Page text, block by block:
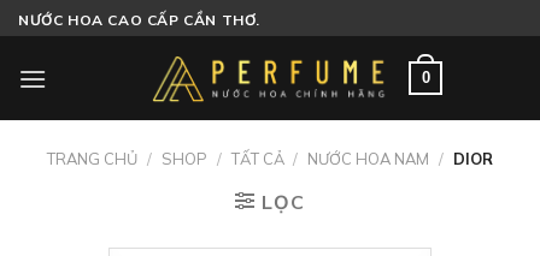
Skip
to
content
NƯỚC HOA CAO CẤP CẦN THƠ.
0
TRANG CHỦ / SHOP / TẤT CẢ / NƯỚC HOA NAM / DIOR
LỌC